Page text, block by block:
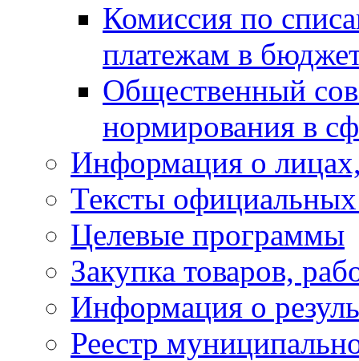
Комиссия по
платежам в
Общественный
нормирования в
Информация о
Тексты
Целевые программы
Закупка товаров,
Информация о
Реестр